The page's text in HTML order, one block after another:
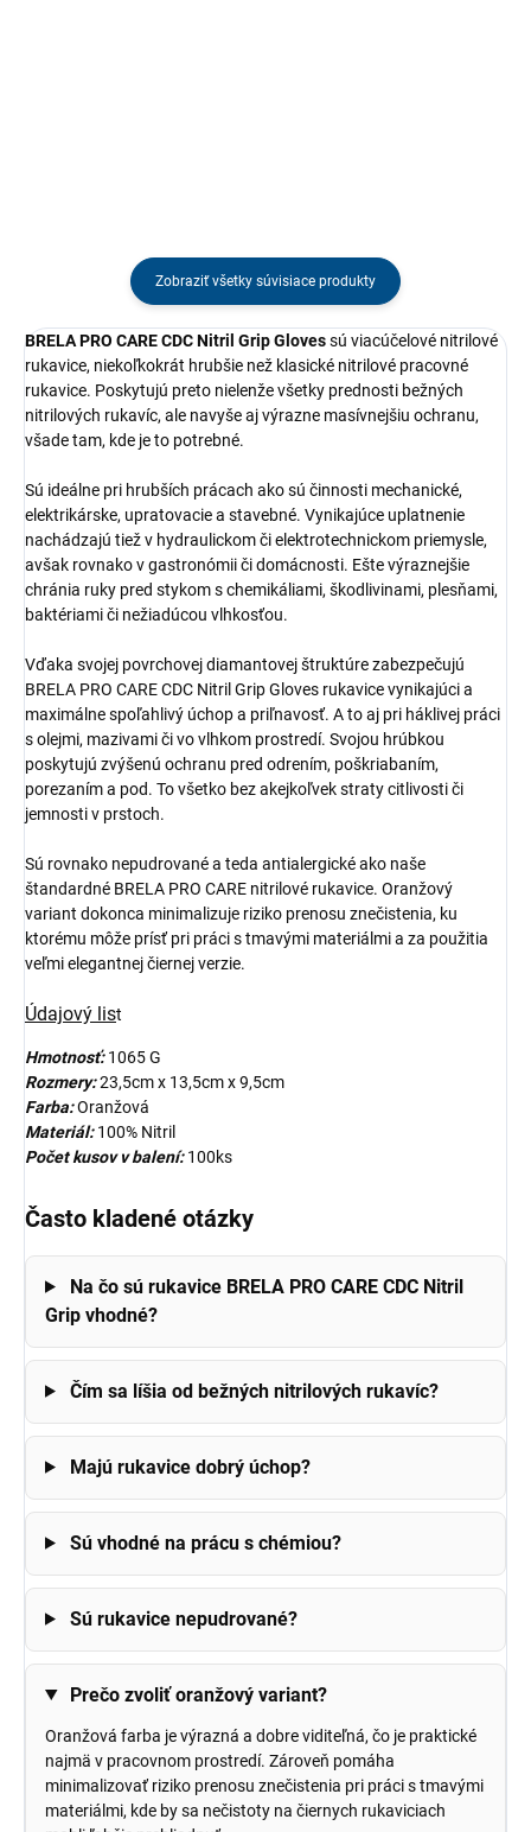
Zobraziť všetky súvisiace produkty
BRELA PRO CARE CDC Nitril Grip Glovessú viacúčelové nitrilové
rukavice, niekoľkokrát hrubšie než klasické nitrilové pracovné
rukavice. Poskytujú preto nielenže všetky prednosti bežných
nitrilových rukavíc, ale navyše aj výrazne masívnejšiu ochranu,
všade tam, kde je to potrebné.
Sú ideálne pri hrubších prácach ako sú činnosti mechanické,
elektrikárske, upratovacie a stavebné. Vynikajúce uplatnenie
nachádzajú tiež v hydraulickom či elektrotechnickom priemysle,
avšak rovnako v gastronómii či domácnosti. Ešte výraznejšie
chránia ruky pred stykom s chemikáliami, škodlivinami, plesňami,
baktériami či nežiadúcou vlhkosťou.
Vďaka svojej povrchovej diamantovej štruktúre zabezpečujú
BRELA PRO CARE CDC Nitril Grip Gloves rukavice vynikajúci a
maximálne spoľahlivý úchop a priľnavosť. A to aj pri háklivej práci
s olejmi, mazivami či vo vlhkom prostredí. Svojou hrúbkou
poskytujú zvýšenú ochranu pred odrením, poškriabaním,
porezaním a pod. To všetko bez akejkoľvek straty citlivosti či
jemnosti v prstoch.
Sú rovnako nepudrované a teda antialergické ako naše
štandardné BRELA PRO CARE nitrilové rukavice. Oranžový
variant dokonca minimalizuje riziko prenosu znečistenia, ku
ktorému môže prísť pri práci s tmavými materiálmi a za použitia
veľmi elegantnej čiernej verzie.
Údajový list
Hmotnosť: 1065 G
Rozmery:23,5cm x 13,5cm x 9,5cm
Farba:Oranžová
Materiál:100% Nitril
Počet kusov v balení:100ks
Často kladené otázky
Na čo sú rukavice BRELA PRO CARE CDC Nitril
Grip vhodné?
Čím sa líšia od bežných nitrilových rukavíc?
Majú rukavice dobrý úchop?
Sú vhodné na prácu s chémiou?
Sú rukavice nepudrované?
Prečo zvoliť oranžový variant?
Oranžová farba je výrazná a dobre viditeľná, čo je praktické
najmä v pracovnom prostredí. Zároveň pomáha
minimalizovať riziko prenosu znečistenia pri práci s tmavými
materiálmi, kde by sa nečistoty na čiernych rukaviciach